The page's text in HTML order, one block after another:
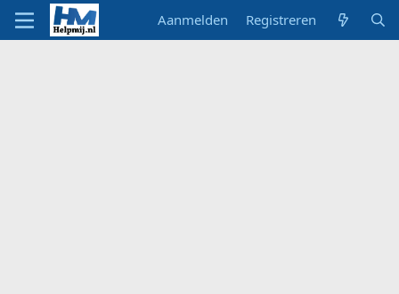
Aanmelden Registreren